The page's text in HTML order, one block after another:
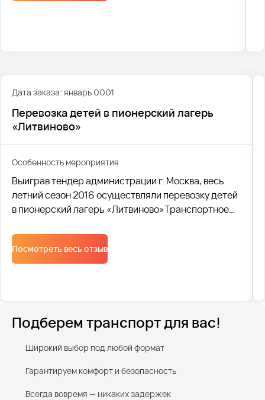
Дата заказа: январь 0001
Перевозка детей в пионерский лагерь
«Литвиново»
Особенность мероприятия
Выиграв тендер администрации г. Москва, весь
летний сезон 2016 осуществляли перевозку детей
в пионерский лагерь «Литвиново»Транспортное
Организовывали сопровождение ГАИ в течении
всех перевозок. Парковки. Расстановка машин.
Контролировали посадку и высадку детей. Таким
Посмотреть весь отзыв
Подберем транспорт для вас!
Широкий выбор под любой формат
Гарантируем комфорт и безопасность
Всегда вовремя — никаких задержек